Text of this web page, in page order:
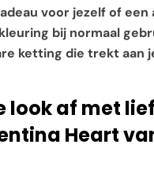
voor jezelf of een
bij normaal
ketting die trekt aan
look af met
Heart